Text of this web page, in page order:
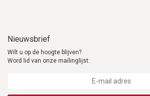
Nieuwsbrief
Wilt u op de hoogte blijven?
Word lid van onze mailinglijst: